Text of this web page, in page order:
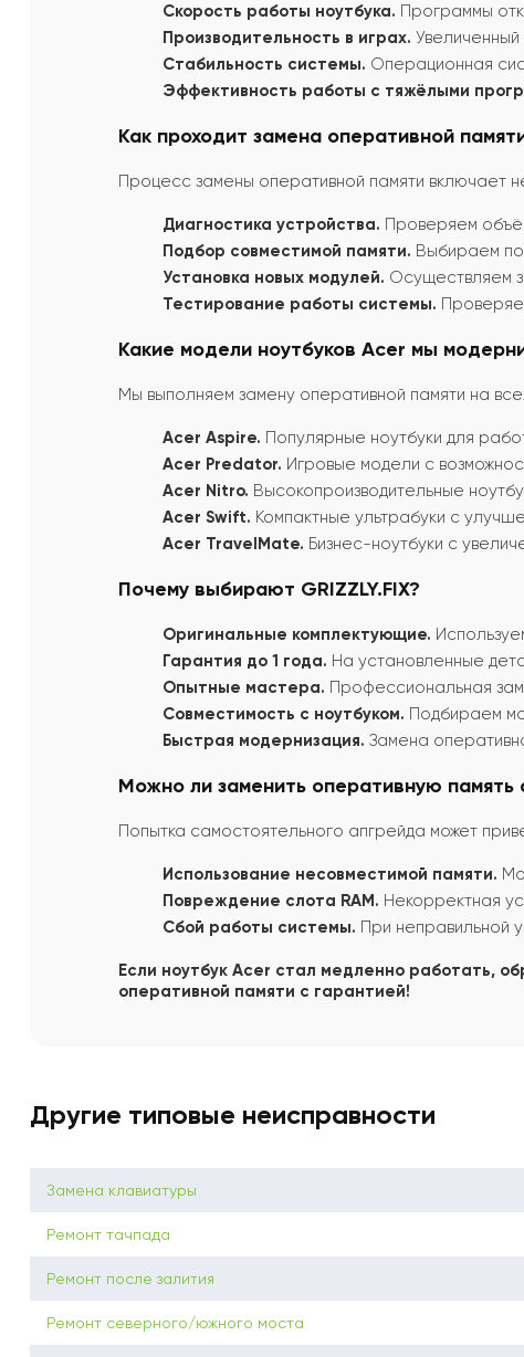
Скорость работы ноутбука. Программы
Производительность в играх. Увеличенный
Стабильность системы. Операционная
Эффективность работы с тяжёлыми
Как проходит замена оперативной памяти
Процесс замены оперативной памяти включает
Диагностика устройства. Проверяем
Подбор совместимой памяти. Выбираем
Установка новых модулей. Осуществляем
Тестирование работы системы.
Какие модели ноутбуков Acer мы
Мы выполняем замену оперативной памяти на
Acer Aspire. Популярные ноутбуки для
Acer Predator. Игровые модели с
Acer Nitro. Высокопроизводительные
Acer Swift. Компактные ультрабуки с
Acer TravelMate. Бизнес-ноутбуки с
Почему выбирают GRIZZLY.FIX?
Оригинальные комплектующие.
Гарантия до 1 года. На установленные
Опытные мастера. Профессиональная
Совместимость с ноутбуком. Подбираем
Быстрая модернизация. Замена
Можно ли заменить оперативную память
Попытка самостоятельного апгрейда может
Использование несовместимой памяти.
Повреждение слота RAM. Некорректная
Сбой работы системы. При неправильной
Если ноутбук Acer стал медленно работать,
оперативной памяти с гарантией!
Другие типовые неисправности
Замена клавиатуры
Ремонт тачпада
Ремонт после залития
Ремонт северного/южного моста